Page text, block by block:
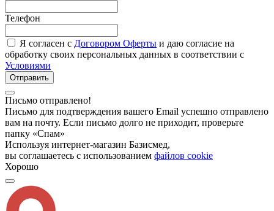
Телефон
Я согласен с Договором Оферты и даю согласие на
обработку своих персональных данных в соответствии с
Условиями
Отправить
Письмо отправлено!
Письмо для подтверждения вашего Email успешно отправлено
вам на почту. Если письмо долго не приходит, проверьте
папку «Спам»
Используя интернет-магазин Базисмед,
вы соглашаетесь с использованием файлов cookie
Хорошо